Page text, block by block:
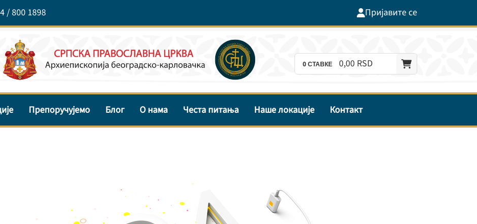
/ 800 1898 Пријавите се
0СТАВКЕ 0,00 RSD
Препоручујемо Блог О нама Честа питања Наше локације Контакт